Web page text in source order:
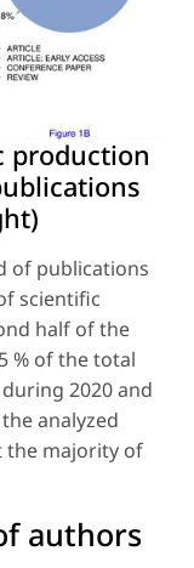
production
of publications
scientific
half of the
% of the total
2020 and
analyzed
the majority of
authors